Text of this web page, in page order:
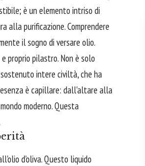
è un elemento intriso di
alla purificazione. Comprendere
il sogno di versare olio.
proprio pilastro. Non è solo
intere civiltà, che ha
è capillare: dall'altare alla
moderno. Questa
d'oliva. Questo liquido